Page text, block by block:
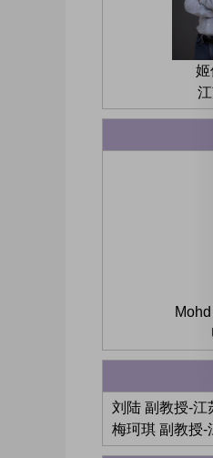
姬
江
刘陆 副教授-江
梅珂琪 副教授-